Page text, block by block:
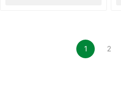
1 2